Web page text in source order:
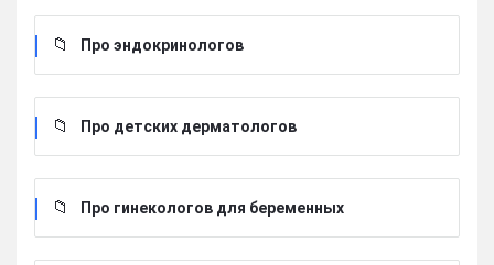
Про эндокринологов
Про детских дерматологов
Про гинекологов для беременных